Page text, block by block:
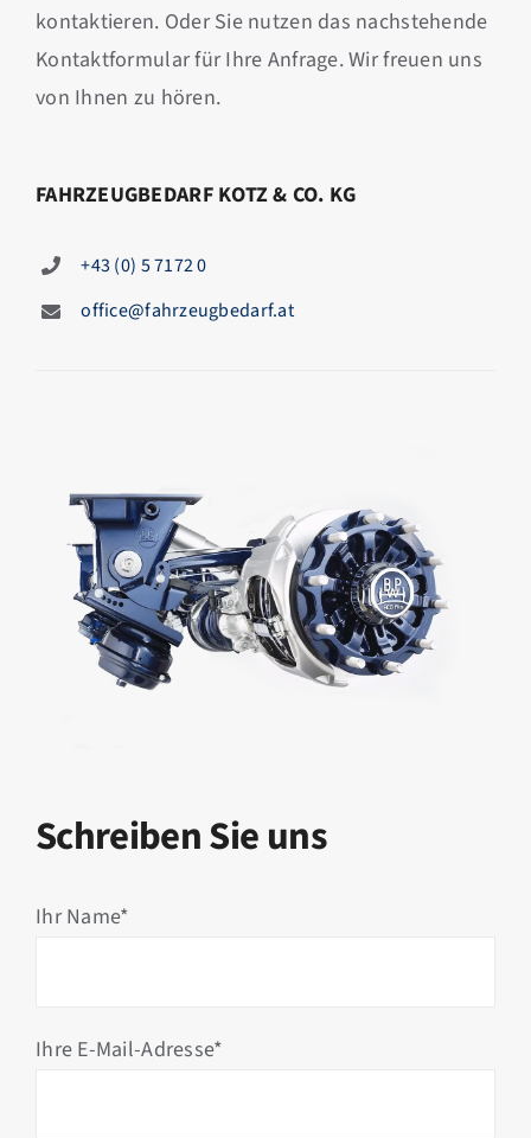
kontaktieren. Oder Sie nutzen das nachstehende
Kontaktformular für Ihre Anfrage. Wir freuen uns
von Ihnen zu hören.
FAHRZEUGBEDARF KOTZ & CO. KG
+43 (0) 5 7172 0
office@fahrzeugbedarf.at
Schreiben Sie uns
Ihr Name*
Ihre E-Mail-Adresse*